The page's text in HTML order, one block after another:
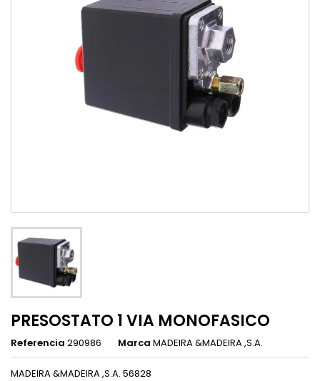
PRESOSTATO 1 VIA MONOFASICO
Referencia 290986 Marca MADEIRA &MADEIRA ,S.A.
MADEIRA &MADEIRA ,S.A. 56828